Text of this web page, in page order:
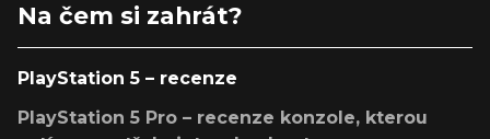
Na čem si zahrát?
PlayStation 5 – recenze
PlayStation 5 Pro – recenze konzole, kterou